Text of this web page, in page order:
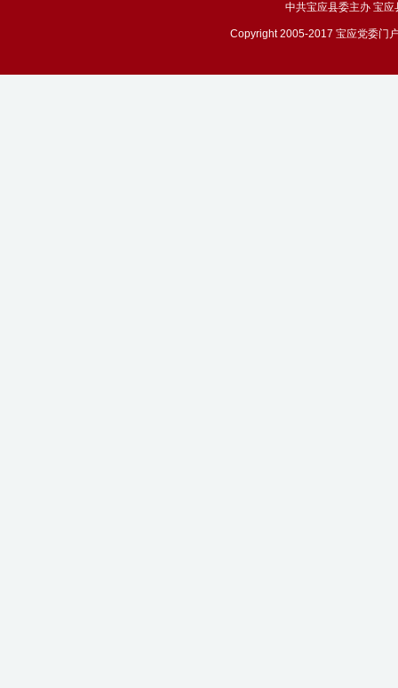
中共宝应县委主办 宝
Copyright 2005-2017 宝应党委门